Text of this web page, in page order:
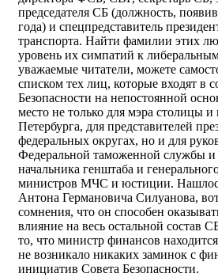
председателя СБ (должность,
года) и спецпредставитель
транспорта. Найти фамилии этих
уровень их симпатий к
уважаемые читатели, можете
списком тех лиц, которые входят в
Безопасности на непостоянной
место не только для мэра столицы и
Петербурга, для представителей
федеральных округах, но и для
Федеральной таможенной службы и
начальника генштаба и
министров МЧС и юстиции.
Антона Германовича Силуанова,
сомнения, что он способен
влияние на весь остальной состав
то, что министр финансов
не возникало никаких заминок с
инициатив Совета Безопасности.